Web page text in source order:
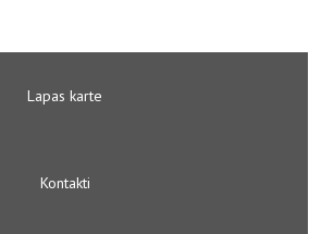
Lapas karte
Kontakti